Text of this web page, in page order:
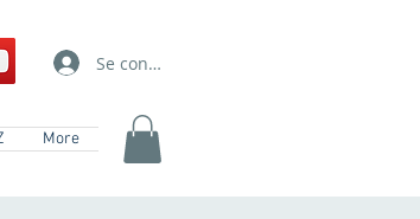
More
Se connecter